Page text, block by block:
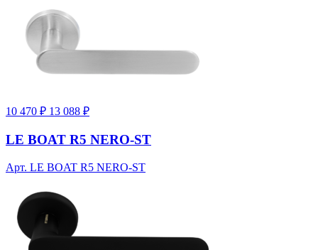
10 470 ₽ 13 088 ₽
LE BOAT R5 NERO-ST
Арт. LE BOAT R5 NERO-ST